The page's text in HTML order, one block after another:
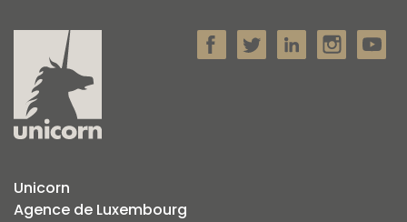
Unicorn
Agence de Luxembourg